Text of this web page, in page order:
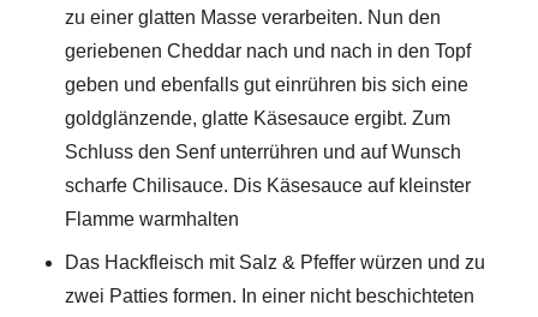
zu einer glatten Masse verarbeiten. Nun den
geriebenen Cheddar nach und nach in den Topf
geben und ebenfalls gut einrühren bis sich eine
goldglänzende, glatte Käsesauce ergibt. Zum
Schluss den Senf unterrühren und auf Wunsch
scharfe Chilisauce. Dis Käsesauce auf kleinster
Flamme warmhalten
Das Hackfleisch mit Salz & Pfeffer würzen und zu
zwei Patties formen. In einer nicht beschichteten